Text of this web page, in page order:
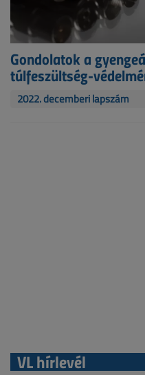
Gondolatok a
túlfeszültség-
2022. decemberi lapszám
VL hírlevél